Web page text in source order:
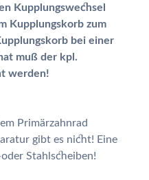
Kupplungswechsel
Kupplungskorb zum
bei einer
muß der kpl.
werden!
Primärzahnrad
gibt es nicht! Eine
Stahlscheiben!